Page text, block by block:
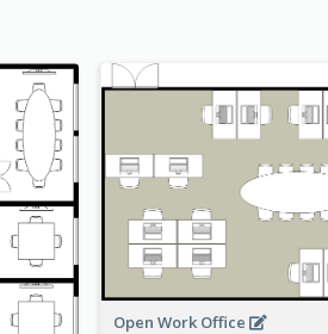
Open Work Office